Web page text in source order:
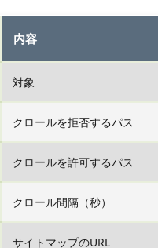
内容
対象
クロールを拒否するパス
クロールを許可するパス
クロール間隔（秒）
サイトマップのURL